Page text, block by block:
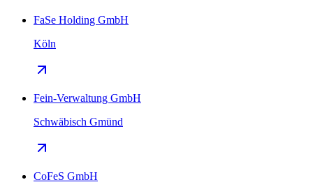
FaSe Holding GmbH
Köln
Fein-Verwaltung GmbH
Schwäbisch Gmünd
CoFeS GmbH